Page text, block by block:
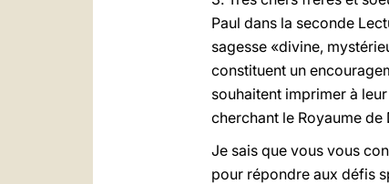
Paul dans la seconde
sagesse «divine,
constituent un
souhaitent imprimer à
cherchant le Royaume de
Je sais que vous vous
pour répondre aux défis